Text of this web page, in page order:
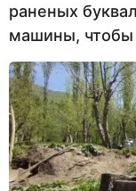
раненых
машины, чтобы